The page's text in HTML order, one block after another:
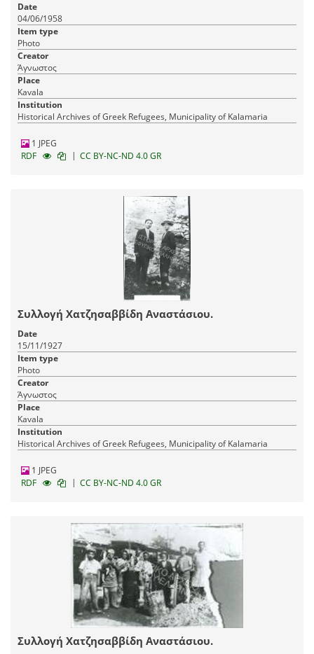
Date
04/06/1958
Item type
Photo
Creator
Άγνωστος
Place
Kavala
Institution
Historical Archives of Greek Refugees, Municipality of Kalamaria
1 JPEG
RDF
| CC BY-NC-ND 4.0 GR
Συλλογή Χατζησαββίδη Αναστάσιου.
Date
15/11/1927
Item type
Photo
Creator
Άγνωστος
Place
Kavala
Institution
Historical Archives of Greek Refugees, Municipality of Kalamaria
1 JPEG
RDF
| CC BY-NC-ND 4.0 GR
Συλλογή Χατζησαββίδη Αναστάσιου.